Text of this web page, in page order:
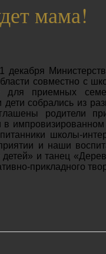
мама!
декабря
совместно с
приемных
собрались из
родители
школы-
и наши
и танец
прикладного